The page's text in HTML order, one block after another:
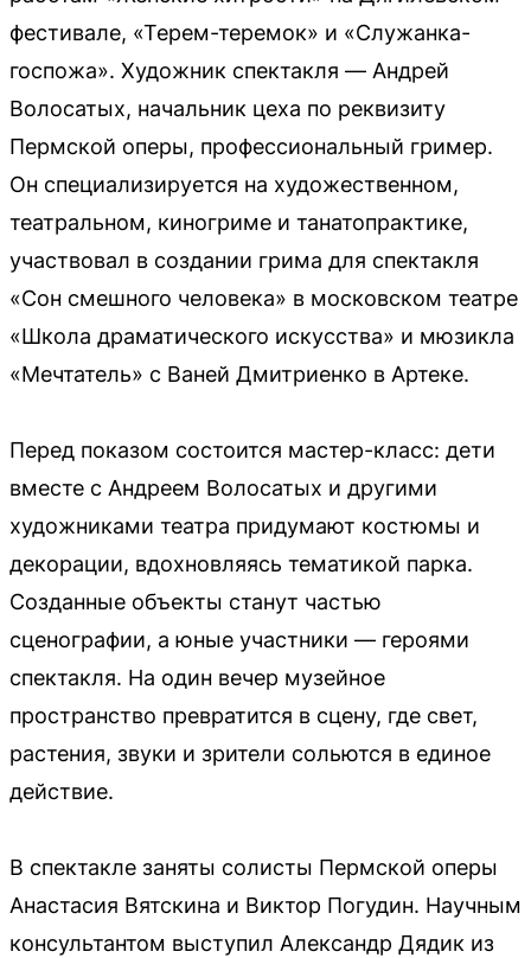
фестивале, «Терем-теремок» и «Служанка-
госпожа». Художник спектакля — Андрей
Волосатых, начальник цеха по реквизиту
Пермской оперы, профессиональный гример.
Он специализируется на художественном,
театральном, киногриме и танатопрактике,
участвовал в создании грима для спектакля
«Сон смешного человека» в московском театре
«Школа драматического искусства» и мюзикла
«Мечтатель» с Ваней Дмитриенко в Артеке.
Перед показом состоится мастер-класс: дети
вместе с Андреем Волосатых и другими
художниками театра придумают костюмы и
декорации, вдохновляясь тематикой парка.
Созданные объекты станут частью
сценографии, а юные участники — героями
спектакля. На один вечер музейное
пространство превратится в сцену, где свет,
растения, звуки и зрители сольются в единое
действие.
В спектакле заняты солисты Пермской оперы
Анастасия Вятскина и Виктор Погудин. Научным
консультантом выступил Александр Дядик из